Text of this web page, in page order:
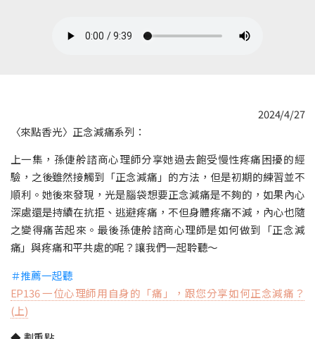
2024/4/27
〈來點香光〉正念減痛系列：
上一集，孫倢舲諮商心理師分享她過去飽受慢性疼痛困擾的經
驗，之後雖然接觸到「正念減痛」的方法，但是初期的練習並不
順利。她後來發現，光是腦袋想要正念減痛是不夠的，如果內心
深處還是持續在抗拒、逃避疼痛，不但身體疼痛不減，內心也隨
之變得痛苦起來。最後孫倢舲諮商心理師是如何做到「正念減
痛」與疼痛和平共處的呢？讓我們一起聆聽～
＃推薦一起聽
EP136 一位心理師用自身的「痛」，跟您分享如何正念減痛？
(上)